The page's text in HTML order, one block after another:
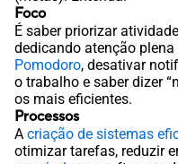
Foco
É saber priorizar
dedicando atenção
Pomodoro, desativar
o trabalho e saber dizer
os mais eficientes.
Processos
A criação de sistemas
otimizar tarefas, reduzir